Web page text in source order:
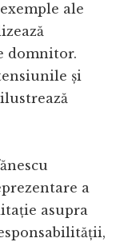
ale
domnitor.
și
a
asupra